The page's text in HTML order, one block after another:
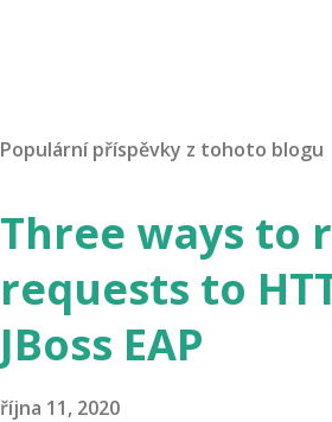
Populární příspěvky z tohoto blogu
Three ways to
requests to
JBoss EAP
října 11, 2020